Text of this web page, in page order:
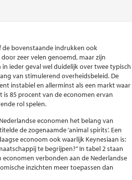
de bovenstaande indrukken ook
zeer velen genoemd, maar zijn
ieder geval wel duidelijk over twee typisch
van stimulerend overheidsbeleid. De
instabiel en allerminst als een markt waar
85 procent van de economen ervan
rol spelen.
economen het belang van
de zogenaamde ‘animal spirits’. Een
econoom ook waarlijk Keynesiaan is:
te begrijpen?” In tabel 2 staan
verbonden aan de Nederlandse
inzichten meer toepassen dan